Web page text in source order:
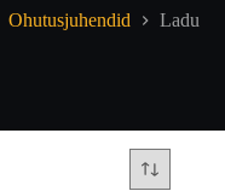
Ohutusjuhendid Ladu